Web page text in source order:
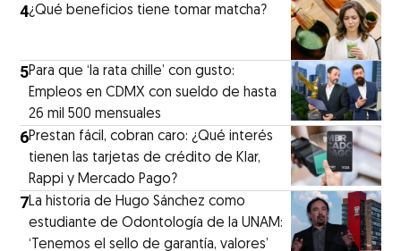
4¿Qué beneficios tiene tomar matcha?
5Para que ‘la rata chille’ con gusto:
Empleos en CDMX con sueldo de hasta
26 mil 500 mensuales
6Prestan fácil, cobran caro: ¿Qué interés
tienen las tarjetas de crédito de Klar,
Rappi y Mercado Pago?
7La historia de Hugo Sánchez como
estudiante de Odontología de la UNAM:
‘Tenemos el sello de garantía, valores’